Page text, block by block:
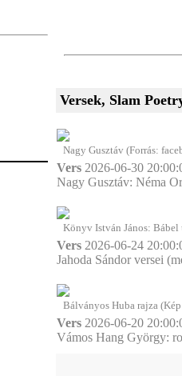
Versek, Slam
Nagy Gusztáv (Forrás:
Vers 2026-06-30
Nagy Gusztáv: Néma
Könyv István János:
Vers 2026-06-24
Jahoda Sándor versei
Bálványos Huba rajza
Vers 2026-06-20
Vámos Hang György: